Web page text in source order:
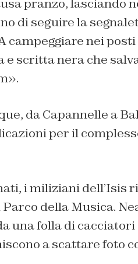
pranzo, lasciando
di seguire la
campeggiare nei
e scritta nera che
da Capannelle a
per il
i miliziani dell’Isis
della Musica.
una folla di
a scattare foto